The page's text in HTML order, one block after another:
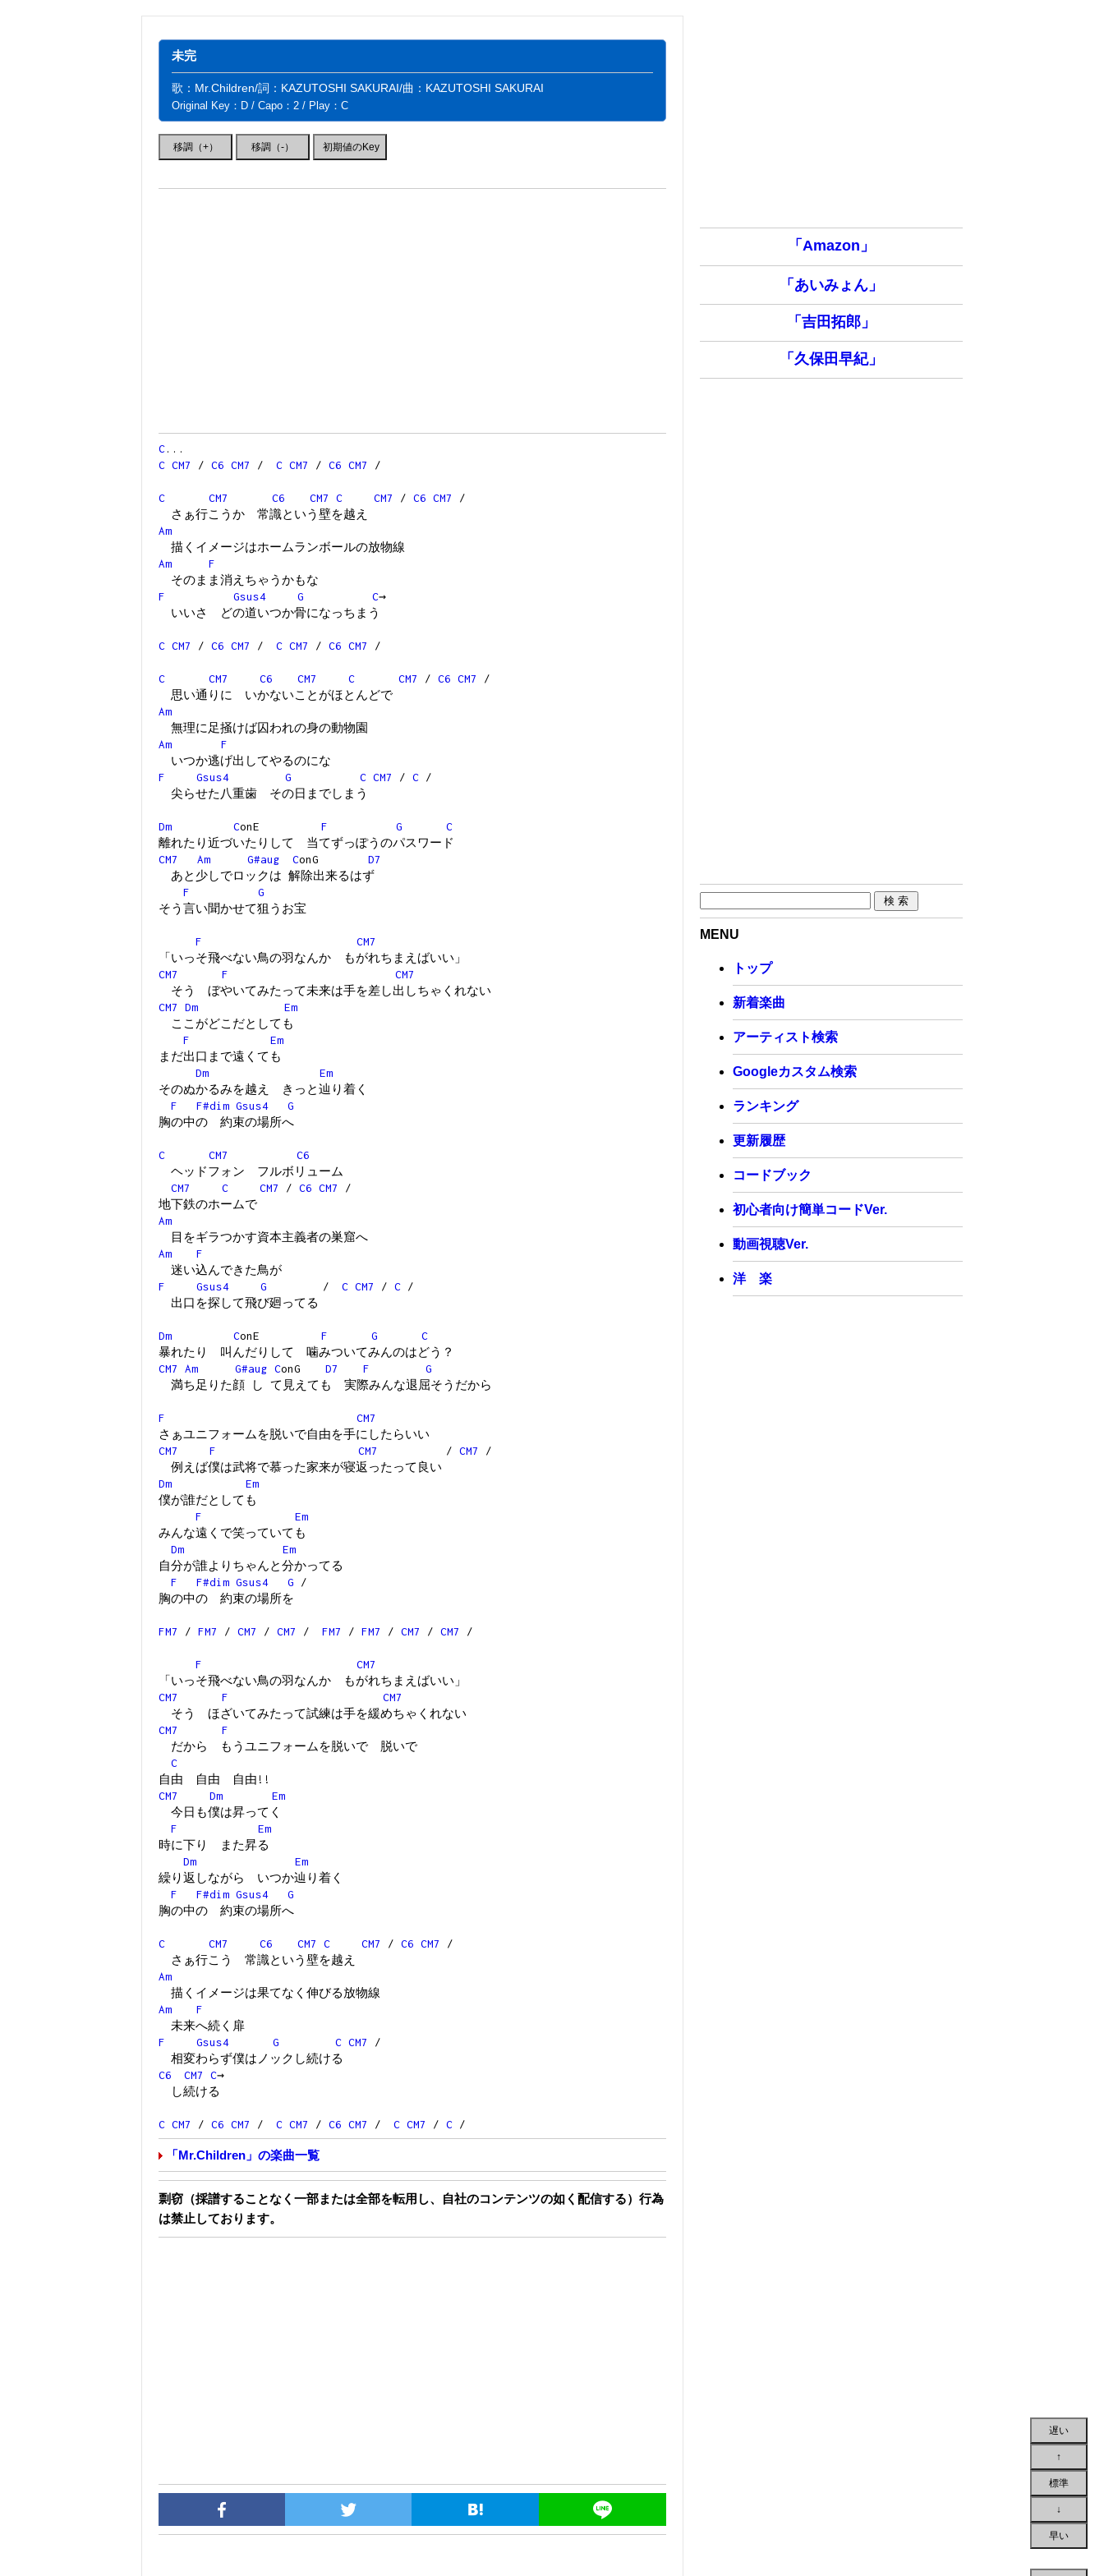
未完
歌：Mr.Children/詞：KAZUTOSHI SAKURAI/曲：KAZUTOSHI SAKURAI
Original Key：D / Capo：2 / Play：C
C...
C CM7 / C6 CM7 / C CM7 / C6 CM7 /
C CM7 C6 CM7 C CM7 / C6 CM7
/
さぁ行こうか 常識という壁を越え
Am
描くイメージはホームランボールの放物線
Am
F
そのまま消えちゃうかもな
F
Gsus4 G C→
いいさ どの道いつか骨になっちまう
C CM7 / C6 CM7 / C CM7 / C6 CM7 /
C CM7 C6 CM7 C CM7 / C6 CM7
/
思い通りに いかないことがほとんどで
Am
無理に足掻けば囚われの身の動物園
Am
F
いつか逃げ出してやるのにな
F
Gsus4 G C CM7 / C /
尖らせた八重歯 その日までしまう
Dm ConE F G
C
離れたり近づいたりして 当てずっぽうのパスワード
CM7
Am G#aug ConG D7
あと少しでロックは 解除出来るはず
F
G
そう言い聞かせて狙うお宝
F
CM7
「いっそ飛べない鳥の羽なんか もがれちまえばいい」
CM7
F
CM7
そう ぼやいてみたって未来は手を差し出しちゃくれない
CM7
Dm
Em
ここがどこだとしても
F
Em
まだ出口まで遠くても
Dm
Em
そのぬかるみを越え きっと辿り着く
F
F#dim Gsus4
G
胸の中の 約束の場所へ
C CM7
C6
ヘッドフォン フルボリューム
CM7
C CM7 / C6 CM7
/
地下鉄のホームで
Am
目をギラつかす資本主義者の巣窟へ
Am
F
迷い込んできた鳥が
F
Gsus4 G / C CM7 / C /
出口を探して飛び廻ってる
Dm ConE F G
C
暴れたり 叫んだりして 噛みついてみんのはどう？
CM7
Am G#aug ConG D7 F
G
満ち足りた顔 し て見えても 実際みんな退屈そうだから
F
CM7
さぁユニフォームを脱いで自由を手にしたらいい
CM7
F CM7 / CM7
/
例えば僕は武将で慕った家来が寝返ったって良い
Dm
Em
僕が誰だとしても
F
Em
みんな遠くで笑っていても
Dm
Em
自分が誰よりちゃんと分かってる
F
F#dim Gsus4 G /
胸の中の 約束の場所を
FM7 / FM7 / CM7 / CM7 / FM7 / FM7 / CM7 / CM7 /
F
CM7
「いっそ飛べない鳥の羽なんか もがれちまえばいい」
CM7
F
CM7
そう ほざいてみたって試練は手を緩めちゃくれない
CM7
F
だから もうユニフォームを脱いで 脱いで
C
自由 自由 自由!!
CM7
Dm
Em
今日も僕は昇ってく
F
Em
時に下り また昇る
Dm
Em
繰り返しながら いつか辿り着く
F
F#dim Gsus4
G
胸の中の 約束の場所へ
C CM7 C6 CM7 C CM7 / C6 CM7
/
さぁ行こう 常識という壁を越え
Am
描くイメージは果てなく伸びる放物線
Am
F
未来へ続く扉
F
Gsus4 G C CM7
/
相変わらず僕はノックし続ける
C6
CM7 C→
し続ける
C CM7 / C6 CM7 / C CM7 / C6 CM7 / C CM7 / C /
「Mr.Children」の楽曲一覧
剽窃（採譜することなく一部または全部を転用し、自社のコンテンツの如く配信する）行為
は禁止しております。
「Amazon」
「あいみょん」
「吉田拓郎」
「久保田早紀」
MENU
トップ
新着楽曲
アーティスト検索
Googleカスタム検索
ランキング
更新履歴
コードブック
初心者向け簡単コードVer.
動画視聴Ver.
洋 楽